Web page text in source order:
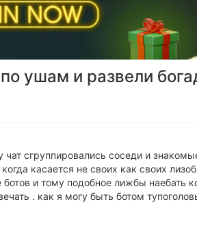
ушам и развели
чат сгруппировались соседи и
касается не своих как своих
и тому подобное лижбы наебать
. как я могу быть ботом